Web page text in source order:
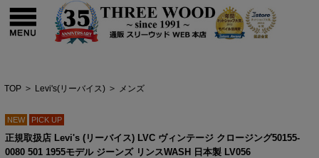
TOP > Levi's(リーバイス) > メンズ
NEW PICK UP
正規取扱店 Levi's (リーバイス) LVC ヴィンテージ クロージング50155-
0080 501 1955モデル ジーンズ リンスWASH 日本製 LV056